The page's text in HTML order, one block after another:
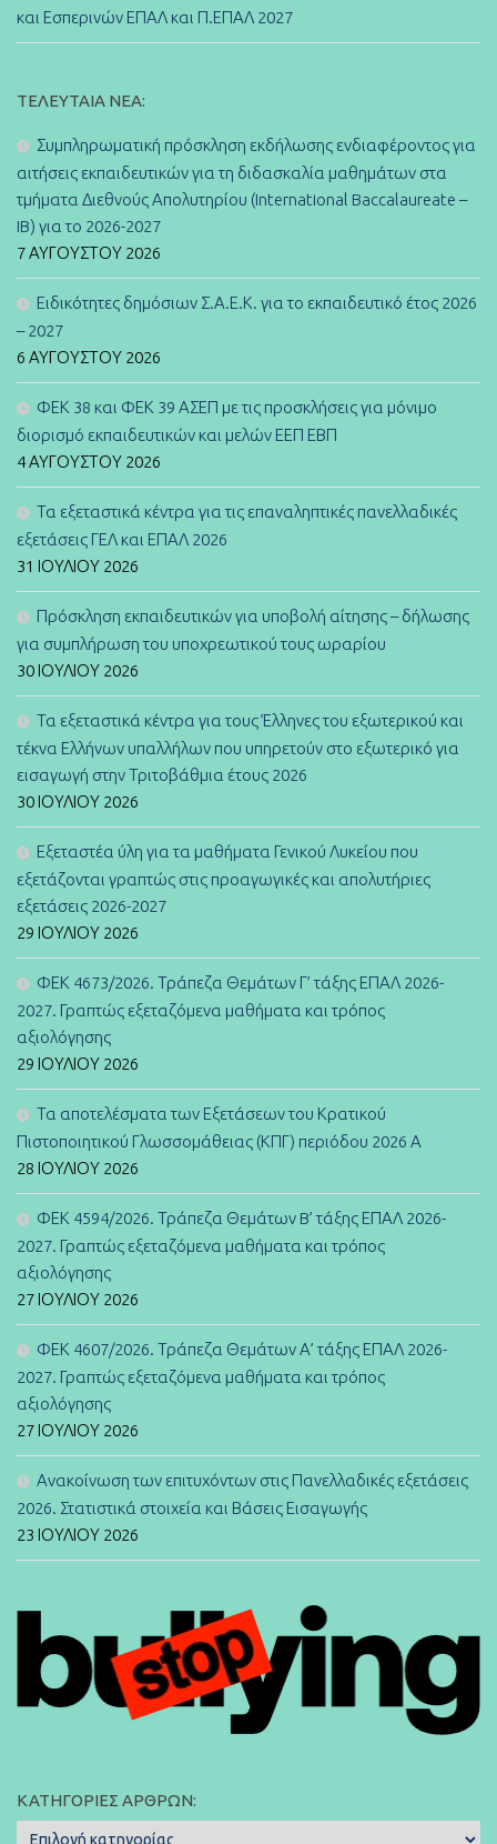
και Εσπερινών ΕΠΑΛ και Π.ΕΠΑΛ 2027
ΤΕΛΕΥΤΑΊΑ ΝΈΑ:
Συμπληρωματική πρόσκληση εκδήλωσης ενδιαφέροντος για
αιτήσεις εκπαιδευτικών για τη διδασκαλία μαθημάτων στα
τμήματα Διεθνούς Απολυτηρίου (International Baccalaureate –
IB) για το 2026-2027
7 ΑΥΓΟΎΣΤΟΥ 2026
Ειδικότητες δημόσιων Σ.Α.Ε.Κ. για το εκπαιδευτικό έτος 2026
– 2027
6 ΑΥΓΟΎΣΤΟΥ 2026
ΦΕΚ 38 και ΦΕΚ 39 ΑΣΕΠ με τις προσκλήσεις για μόνιμο
διορισμό εκπαιδευτικών και μελών ΕΕΠ ΕΒΠ
4 ΑΥΓΟΎΣΤΟΥ 2026
Τα εξεταστικά κέντρα για τις επαναληπτικές πανελλαδικές
εξετάσεις ΓΕΛ και ΕΠΑΛ 2026
31 ΙΟΥΛΊΟΥ 2026
Πρόσκληση εκπαιδευτικών για υποβολή αίτησης – δήλωσης
για συμπλήρωση του υποχρεωτικού τους ωραρίου
30 ΙΟΥΛΊΟΥ 2026
Τα εξεταστικά κέντρα για τους Έλληνες του εξωτερικού και
τέκνα Ελλήνων υπαλλήλων που υπηρετούν στο εξωτερικό για
εισαγωγή στην Τριτοβάθμια έτους 2026
30 ΙΟΥΛΊΟΥ 2026
Εξεταστέα ύλη για τα μαθήματα Γενικού Λυκείου που
εξετάζονται γραπτώς στις προαγωγικές και απολυτήριες
εξετάσεις 2026-2027
29 ΙΟΥΛΊΟΥ 2026
ΦΕΚ 4673/2026. Τράπεζα Θεμάτων Γ’ τάξης ΕΠΑΛ 2026-
2027. Γραπτώς εξεταζόμενα μαθήματα και τρόπος
αξιολόγησης
29 ΙΟΥΛΊΟΥ 2026
Τα αποτελέσματα των Εξετάσεων του Κρατικού
Πιστοποιητικού Γλωσσομάθειας (ΚΠΓ) περιόδου 2026 Α
28 ΙΟΥΛΊΟΥ 2026
ΦΕΚ 4594/2026. Τράπεζα Θεμάτων B’ τάξης ΕΠΑΛ 2026-
2027. Γραπτώς εξεταζόμενα μαθήματα και τρόπος
αξιολόγησης
27 ΙΟΥΛΊΟΥ 2026
ΦΕΚ 4607/2026. Τράπεζα Θεμάτων Α’ τάξης ΕΠΑΛ 2026-
2027. Γραπτώς εξεταζόμενα μαθήματα και τρόπος
αξιολόγησης
27 ΙΟΥΛΊΟΥ 2026
Ανακοίνωση των επιτυχόντων στις Πανελλαδικές εξετάσεις
2026. Στατιστικά στοιχεία και Βάσεις Εισαγωγής
23 ΙΟΥΛΊΟΥ 2026
ΚΑΤΗΓΟΡΊΕΣ ΆΡΘΡΩΝ:
Κατηγορίες